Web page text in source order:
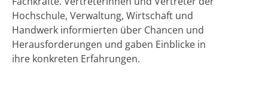
Hochschule, Verwaltung, Wirtschaft und
Handwerk informierten über Chancen und
Herausforderungen und gaben Einblicke in
ihre konkreten Erfahrungen.